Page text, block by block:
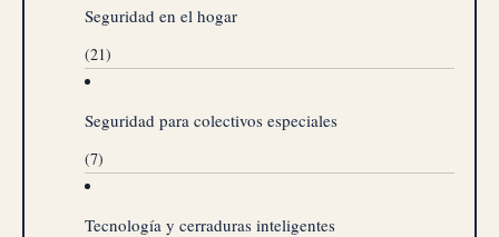
Seguridad en el hogar
(21)
Seguridad para colectivos especiales
(7)
Tecnología y cerraduras inteligentes